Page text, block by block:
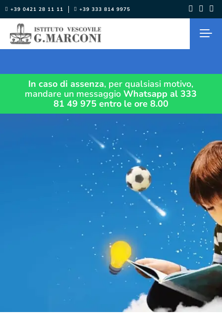
Salta
al
contenuto
+39 0421 28 11 11 +39 333 814 9975
In caso di assenza, per qualsiasi motivo,
mandare un messaggioWhatsapp al 333
81 49 975 entro le ore 8.00